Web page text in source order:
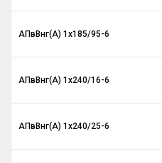
АПвВнг(A) 1х185/95-6
АПвВнг(A) 1х240/16-6
АПвВнг(A) 1х240/25-6